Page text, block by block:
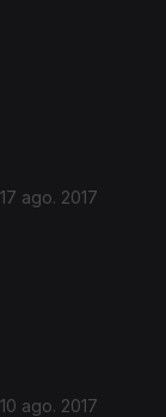
17 ago. 2017
10 ago. 2017